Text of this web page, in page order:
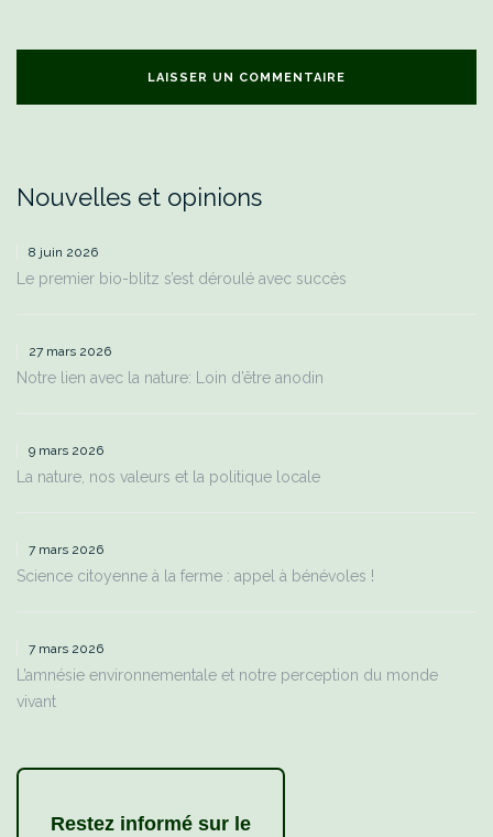
Nouvelles et opinions
8 juin 2026
Le premier bio-blitz s’est déroulé avec succès
27 mars 2026
Notre lien avec la nature: Loin d’être anodin
9 mars 2026
La nature, nos valeurs et la politique locale
7 mars 2026
Science citoyenne à la ferme : appel à bénévoles !
7 mars 2026
L’amnésie environnementale et notre perception du monde
vivant
Restez informé sur le